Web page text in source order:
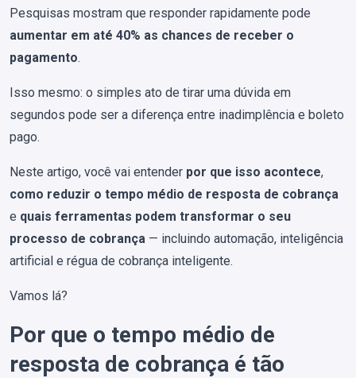
Pesquisas mostram que responder rapidamente pode
aumentar em até 40% as chances de receber o
pagamento.
Isso mesmo: o simples ato de tirar uma dúvida em
segundos pode ser a diferença entre inadimplência e boleto
pago.
Neste artigo, você vai entender por que isso acontece,
como reduzir o tempo médio de resposta de cobrança
e quais ferramentas podem transformar o seu
processo de cobrança — incluindo automação, inteligência
artificial e régua de cobrança inteligente.
Vamos lá?
Por que o tempo médio de
resposta de cobrança é tão